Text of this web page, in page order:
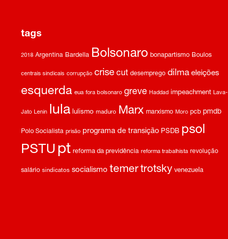
tags
2018 Argentina Bardella Bolsonaro bonapartismo Boulos
centrais sindicais corrupção crise cut desemprego dilma eleições
esquerda eua fora bolsonaro greve Haddad impeachment Lava-
Jato Lenin lula lulismo maduro Marx marxismo Moro pcb pmdb
Polo Socialista prisão programa de transição PSDB psol
PSTU pt reforma da previdência reforma trabalhista revolução
salário sindicatos socialismo temer trotsky venezuela